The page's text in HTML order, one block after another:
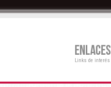
ENLACES
Links de interés